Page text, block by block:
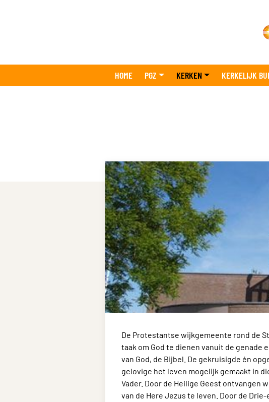
HOME PGZ KERKEN KERKELIJK
De Protestantse wijkgemeente rond de
taak om God te dienen vanuit de genade
van God, de Bijbel. De gekruisigde én
gelovige het leven mogelijk gemaakt in
Vader. Door de Heilige Geest ontvangen
van de Here Jezus te leven. Door de